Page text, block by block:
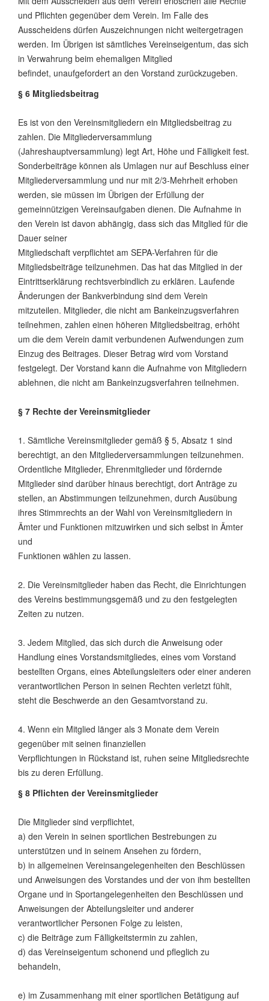
und Pflichten gegenüber dem Verein. Im Falle des
Ausscheidens dürfen Auszeichnungen nicht weitergetragen
werden. Im Übrigen ist sämtliches Vereinseigentum, das sich
in Verwahrung beim ehemaligen Mitglied
befindet, unaufgefordert an den Vorstand zurückzugeben.
§ 6 Mitgliedsbeitrag
Es ist von den Vereinsmitgliedern ein Mitgliedsbeitrag zu
zahlen. Die Mitgliederversammlung
(Jahreshauptversammlung) legt Art, Höhe und Fälligkeit fest.
Sonderbeiträge können als Umlagen nur auf Beschluss einer
Mitgliederversammlung und nur mit 2/3-Mehrheit erhoben
werden, sie müssen im Übrigen der Erfüllung der
gemeinnützigen Vereinsaufgaben dienen. Die Aufnahme in
den Verein ist davon abhängig, dass sich das Mitglied für die
Dauer seiner
Mitgliedschaft verpflichtet am SEPA-Verfahren für die
Mitgliedsbeiträge teilzunehmen. Das hat das Mitglied in der
Eintrittserklärung rechtsverbindlich zu erklären. Laufende
Änderungen der Bankverbindung sind dem Verein
mitzuteilen. Mitglieder, die nicht am Bankeinzugsverfahren
teilnehmen, zahlen einen höheren Mitgliedsbeitrag, erhöht
um die dem Verein damit verbundenen Aufwendungen zum
Einzug des Beitrages. Dieser Betrag wird vom Vorstand
festgelegt. Der Vorstand kann die Aufnahme von Mitgliedern
ablehnen, die nicht am Bankeinzugsverfahren teilnehmen.
§ 7 Rechte der Vereinsmitglieder
1. Sämtliche Vereinsmitglieder gemäß § 5, Absatz 1 sind
berechtigt, an den Mitgliederversammlungen teilzunehmen.
Ordentliche Mitglieder, Ehrenmitglieder und fördernde
Mitglieder sind darüber hinaus berechtigt, dort Anträge zu
stellen, an Abstimmungen teilzunehmen, durch Ausübung
ihres Stimmrechts an der Wahl von Vereinsmitgliedern in
Ämter und Funktionen mitzuwirken und sich selbst in Ämter
und
Funktionen wählen zu lassen.
2. Die Vereinsmitglieder haben das Recht, die Einrichtungen
des Vereins bestimmungsgemäß und zu den festgelegten
Zeiten zu nutzen.
3. Jedem Mitglied, das sich durch die Anweisung oder
Handlung eines Vorstandsmitgliedes, eines vom Vorstand
bestellten Organs, eines Abteilungsleiters oder einer anderen
verantwortlichen Person in seinen Rechten verletzt fühlt,
steht die Beschwerde an den Gesamtvorstand zu.
4. Wenn ein Mitglied länger als 3 Monate dem Verein
gegenüber mit seinen finanziellen
Verpflichtungen in Rückstand ist, ruhen seine Mitgliedsrechte
bis zu deren Erfüllung.
§ 8 Pflichten der Vereinsmitglieder
Die Mitglieder sind verpflichtet,
a) den Verein in seinen sportlichen Bestrebungen zu
unterstützen und in seinem Ansehen zu fördern,
b) in allgemeinen Vereinsangelegenheiten den Beschlüssen
und Anweisungen des Vorstandes und der von ihm bestellten
Organe und in Sportangelegenheiten den Beschlüssen und
Anweisungen der Abteilungsleiter und anderer
verantwortlicher Personen Folge zu leisten,
c) die Beiträge zum Fälligkeitstermin zu zahlen,
d) das Vereinseigentum schonend und pfleglich zu
behandeln,
e) im Zusammenhang mit einer sportlichen Betätigung auf